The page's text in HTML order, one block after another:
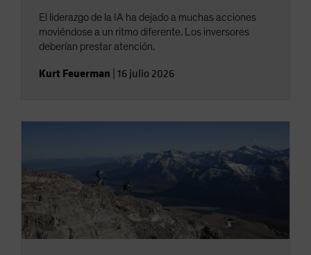
El liderazgo de la IA ha dejado a muchas acciones
moviéndose a un ritmo diferente. Los inversores
deberían prestar atención.
Kurt Feuerman 16 julio 2026